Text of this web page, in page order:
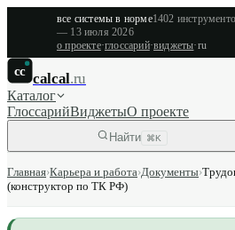
все системы в норме1402
— 13 июля 2026
о проекте·глоссарий·виджеты·ru
cc calcal.ru
Каталог
ГлоссарийВиджетыО проекте
Найти ⌘K
Главная›Карьера и работа›Документы›
(конструктор по ТК РФ)